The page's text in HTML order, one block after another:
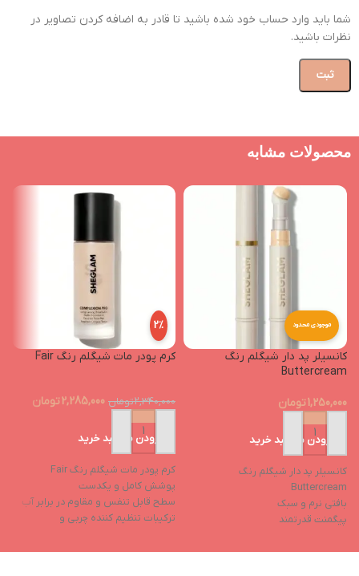
شما باید وارد حساب خود شده باشید تا قادر به اضافه کردن تصاویر در
نظرات باشید.
محصولات مشابه
موجودی محدود
کانسیلر پد دار شیگلم رنگ
Buttercream
1,250,000تومان
افزودن به سبد خرید
کانسیلر پد دار شیگلم رنگ
Buttercream
بافتی نرم و سبک
پیگمنت قدرتمند
خواص مرطوب‌کننده
2%
کرم پودر مات شیگلم رنگ Fair
2,340,000تومان 2,285,000تومان
افزودن به سبد خرید
کرم پودر مات شیگلم رنگ Fair
پوشش کامل و یکدست
سطح قابل تنفس و مقاوم در برابر آب
ترکیبات تنظیم کننده چربی و
بدون عطر و مواد حساسیت‌زا